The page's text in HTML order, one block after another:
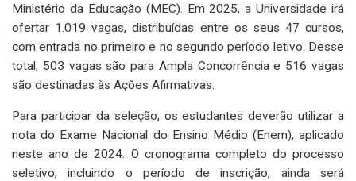
Ministério da Educação (MEC). Em 2025, a Universidade irá
ofertar 1.019 vagas, distribuídas entre os seus 47 cursos,
com entrada no primeiro e no segundo período letivo. Desse
total, 503 vagas são para Ampla Concorrência e 516 vagas
são destinadas às Ações Afirmativas.
Para participar da seleção, os estudantes deverão utilizar a
nota do Exame Nacional do Ensino Médio (Enem), aplicado
neste ano de 2024. O cronograma completo do processo
seletivo, incluindo o período de inscrição, ainda será